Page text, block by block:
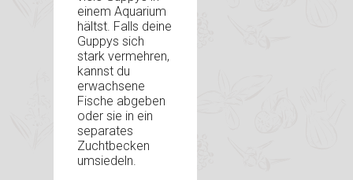
einem Aquarium
hältst. Falls deine
Guppys sich
stark vermehren,
kannst du
erwachsene
Fische abgeben
oder sie in ein
separates
Zuchtbecken
umsiedeln.